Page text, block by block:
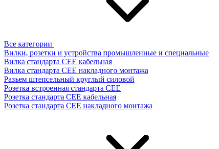
Все категории
Вилки, розетки и устройства промышленные и специальные
Вилка стандарта CEE кабельная
Вилка стандарта CEE накладного монтажа
Разъем штепсельный круглый силовой
Розетка встроенная стандарта CEE
Розетка стандарта СЕЕ кабельная
Розетка стандарта СЕЕ накладного монтажа